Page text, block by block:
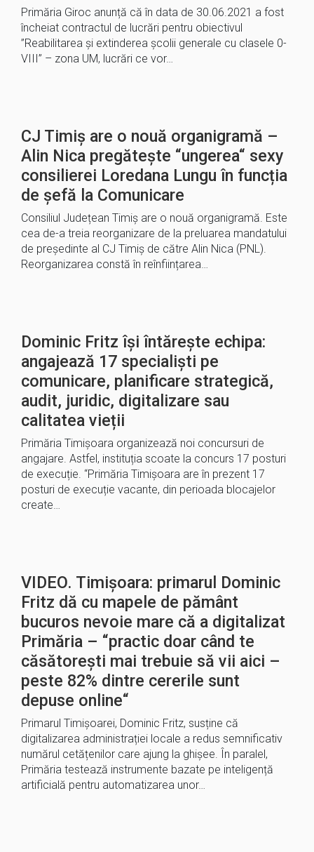
Primăria Giroc anunță că în data de 30.06.2021 a fost
încheiat contractul de lucrări pentru obiectivul
”Reabilitarea și extinderea școlii generale cu clasele 0-
VIII” – zona UM, lucrări ce vor…
CJ Timiș are o nouă organigramă –
Alin Nica pregătește “ungerea“ sexy
consilierei Loredana Lungu în funcția
de șefă la Comunicare
Consiliul Județean Timiș are o nouă organigramă. Este
cea de-a treia reorganizare de la preluarea mandatului
de președinte al CJ Timiș de către Alin Nica (PNL).
Reorganizarea constă în reînființarea…
Dominic Fritz își întărește echipa:
angajează 17 specialiști pe
comunicare, planificare strategică,
audit, juridic, digitalizare sau
calitatea vieții
Primăria Timișoara organizează noi concursuri de
angajare. Astfel, instituția scoate la concurs 17 posturi
de execuție. “Primăria Timișoara are în prezent 17
posturi de execuție vacante, din perioada blocajelor
create…
VIDEO. Timișoara: primarul Dominic
Fritz dă cu mapele de pământ
bucuros nevoie mare că a digitalizat
Primăria – “practic doar când te
căsătorești mai trebuie să vii aici –
peste 82% dintre cererile sunt
depuse online“
Primarul Timișoarei, Dominic Fritz, susține că
digitalizarea administrației locale a redus semnificativ
numărul cetățenilor care ajung la ghișee. În paralel,
Primăria testează instrumente bazate pe inteligență
artificială pentru automatizarea unor…